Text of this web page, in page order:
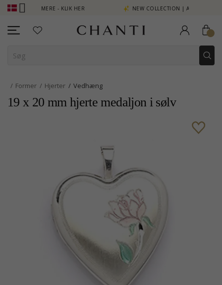
SE MERE - KLIK HER NEW COLLECTION | AURA
Former Hjerter Vedhæng
19 x 20 mm hjerte medaljon i sølv